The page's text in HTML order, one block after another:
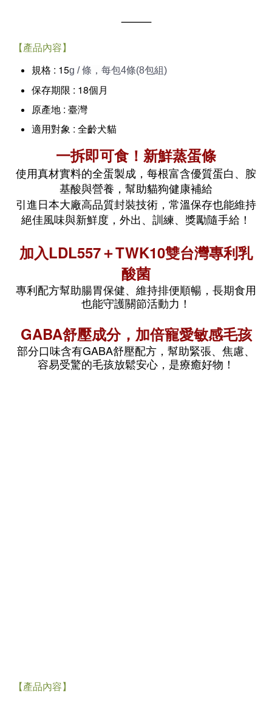
⸻
【產品內容】
規格 : 15g / 條，每包4條(8包組)
保存期限 : 18個月
原產地 : 臺灣
適用對象 : 全齡犬貓
一拆即可食！新鮮蒸蛋條
使用真材實料的全蛋製成，每根富含優質蛋白、胺
基酸與營養，幫助貓狗健康補給
引進日本大廠高品質封裝技術，常溫保存也能維持
絕佳風味與新鮮度， 外出、訓練、獎勵隨手給！
加入LDL557＋TWK10雙台灣專利乳
酸菌
專利配方幫助腸胃保健、維持排便順暢，長期食用
也能守護關節活動力！
GABA舒壓成分，加倍寵愛敏感毛孩
部分口味含有GABA舒壓配方，幫助緊張、焦慮、
容易受驚的毛孩放鬆安心， 是療癒好物！
【產品內容】